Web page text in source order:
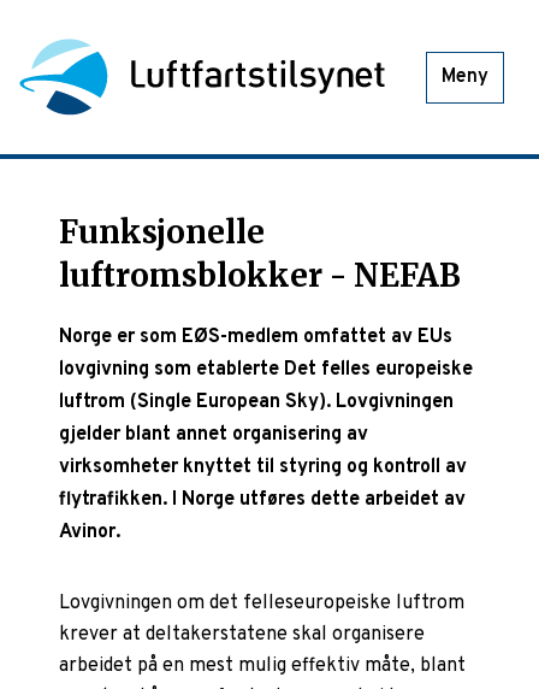
Meny
Funksjonelle
luftromsblokker - NEFAB
Norge er som EØS-medlem omfattet av EUs
lovgivning som etablerte Det felles europeiske
luftrom (Single European Sky). Lovgivningen
gjelder blant annet organisering av
virksomheter knyttet til styring og kontroll av
flytrafikken. I Norge utføres dette arbeidet av
Avinor.
Lovgivningen om det felleseuropeiske luftrom
krever at deltakerstatene skal organisere
arbeidet på en mest mulig effektiv måte, blant